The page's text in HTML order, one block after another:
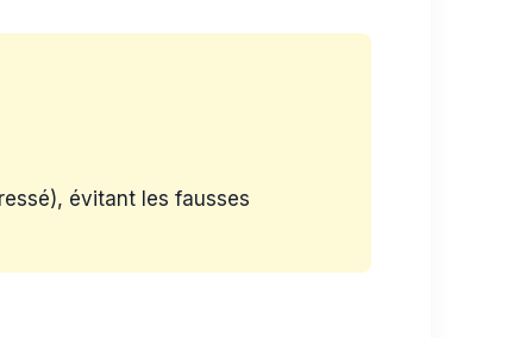
évitant les fausses